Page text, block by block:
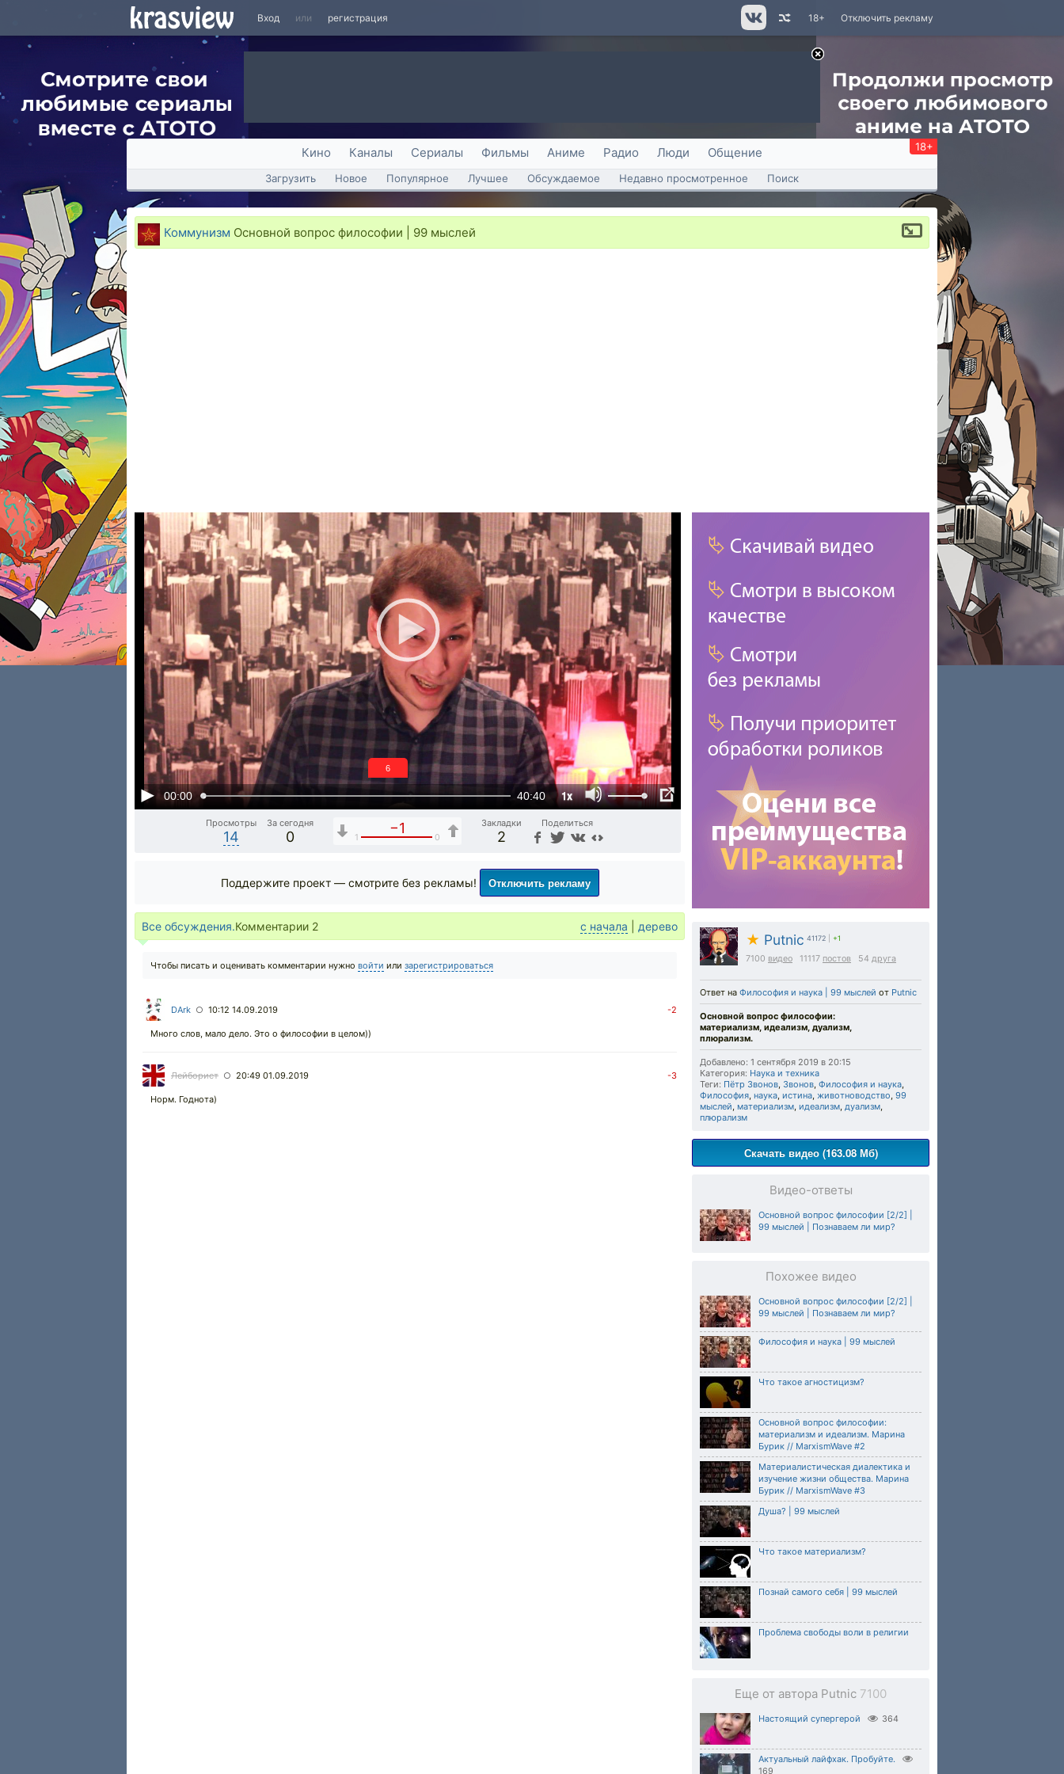
Вход или регистрация Отключить рекламу
18+
Кино Каналы Сериалы Фильмы Аниме Радио Люди Общение 18+
Загрузить Новое Популярное Лучшее Обсуждаемое Недавно просмотренное Поиск
Коммунизм Основной вопрос философии | 99 мыслей
00:00 40:40 1x
5
Просмотры
14
За сегодня
0
−1
1 0
Закладки
2
Поделиться
★ Putnic 41172 +1
7100 видео 11117 постов 54 друга
Ответ на Философия и наука | 99 мыслей от Putnic
Основной вопрос философии:
материализм, идеализм, дуализм,
плюрализм.
Добавлено: 1 сентября 2019 в 20:15
Категория: Наука и техника
Теги: Пётр Звонов, Звонов, Философия и наука,
Философия, наука, истина, животноводство, 99
мыслей, материализм, идеализм, дуализм,
плюрализм
Скачать видео (163.08 Мб)
Видео-ответы
Основной вопрос философии [2/2] |
99 мыслей | Познаваем ли мир?
Похожее видео
Основной вопрос философии [2/2] |
99 мыслей | Познаваем ли мир?
Философия и наука | 99 мыслей
Что такое агностицизм?
Основной вопрос философии:
материализм и идеализм. Марина
Бурик // MarxismWave #2
Материалистическая диалектика и
изучение жизни общества. Марина
Бурик // MarxismWave #3
Душа? | 99 мыслей
Что такое материализм?
Познай самого себя | 99 мыслей
Проблема свободы воли в религии
Еще от автора Putnic 7100
Настоящий супергерой 364
Актуальный лайфхак. Пробуйте.
169
Поддержите проект — смотрите без рекламы! Отключить рекламу
Все обсуждения.Комментарии 2 с начала дерево
Чтобы писать и оценивать комментарии нужно войти или зарегистрироваться
DArk ○ 10:12 14.09.2019 -2
Много слов, мало дело. Это о философии в целом))
Лейборист ○ 20:49 01.09.2019 -3
Норм. Годнота)